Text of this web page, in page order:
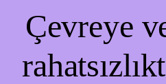
Çevreye